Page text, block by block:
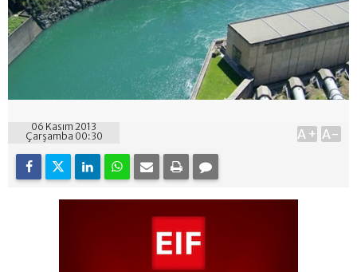
06 Kasım 2013
Çarşamba 00:30
A+ A-